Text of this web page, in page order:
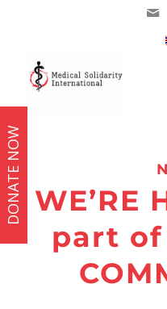
WE’RE
part of
DONATE NOW